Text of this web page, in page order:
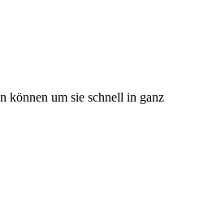
können um sie schnell in ganz